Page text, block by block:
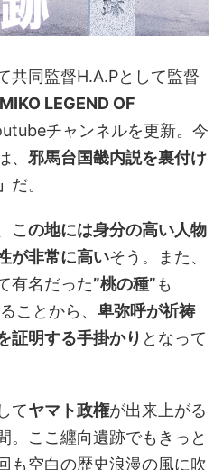
共同監督H.A.Pとして監督
LEGEND OF
チャンネルを更新。今
邪馬台国畿内説を裏付け
だ。
この地には身分の高い人物
が非常に高いそう。また、
有名だった”桃の種”も
ことから、 卑弥呼が祈祷
証明する手掛かり となって
てヤマト政権が出来上がる
。ここ纒向遺跡でもきっと
も空白の歴史浪漫の風に吹